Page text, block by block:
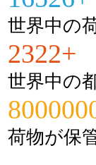
世界中の
2322+
世界中の
荷物が保